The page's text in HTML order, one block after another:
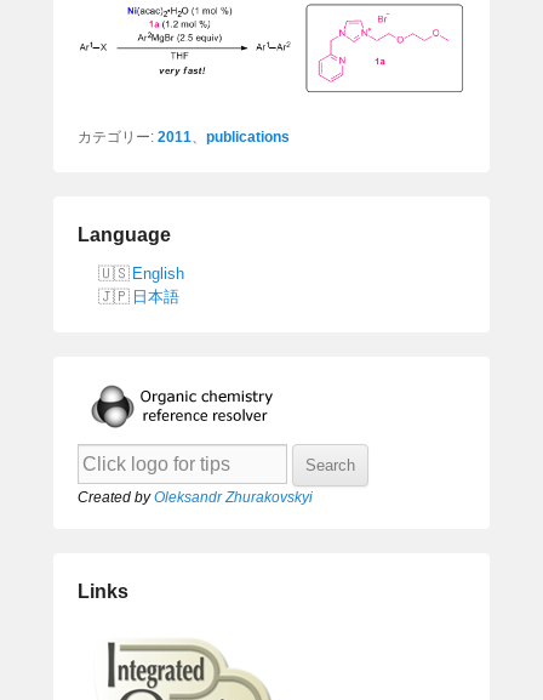
カテゴリー: 2011、 publications
Language
English
日本語
Created byOleksandr Zhurakovskyi
Links